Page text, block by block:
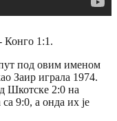
Конго 1:1.
под овим именом
Заир играла 1974.
Шкотске 2:0 на
9:0, а онда их је